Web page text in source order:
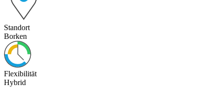
Standort
Borken
Flexibilität
Hybrid